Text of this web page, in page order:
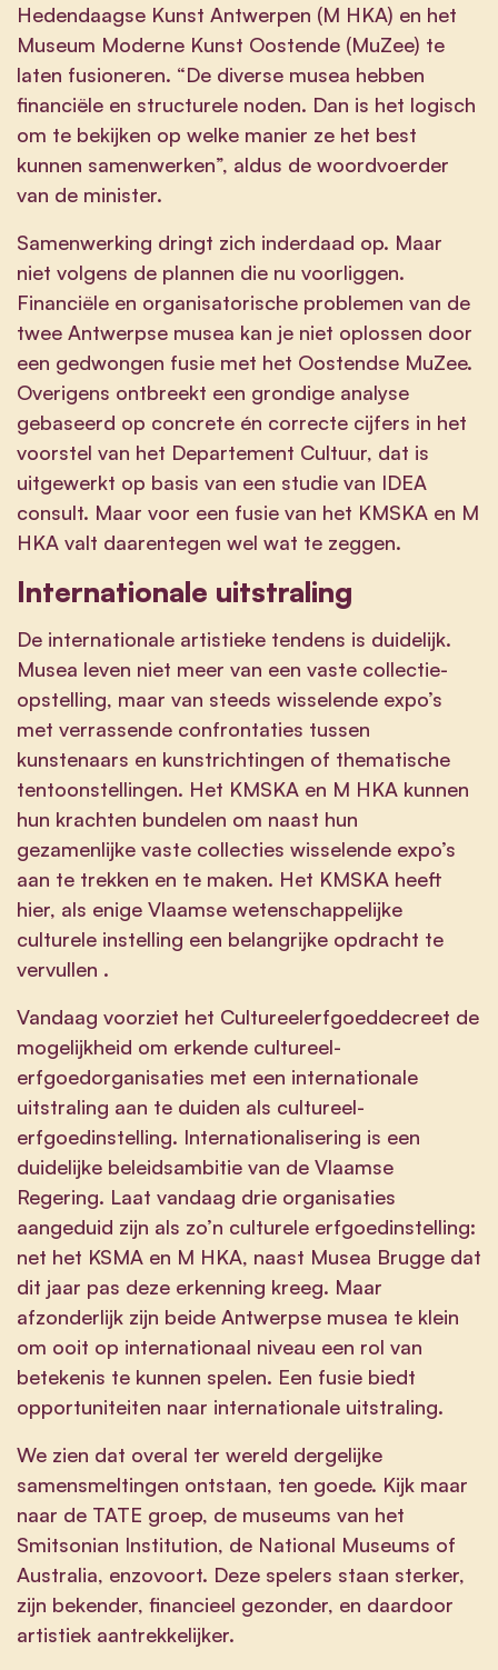
Hedendaagse Kunst Antwerpen (M HKA) en het
Museum Moderne Kunst Oostende (MuZee) te
laten fusioneren. “De diverse musea hebben
financiële en structurele noden. Dan is het logisch
om te bekijken op welke manier ze het best
kunnen samenwerken”, aldus de woordvoerder
van de minister.
Samenwerking dringt zich inderdaad op. Maar
niet volgens de plannen die nu voorliggen.
Financiële en organisatorische problemen van de
twee Antwerpse musea kan je niet oplossen door
een gedwongen fusie met het Oostendse MuZee.
Overigens ontbreekt een grondige analyse
gebaseerd op concrete én correcte cijfers in het
voorstel van het Departement Cultuur, dat is
uitgewerkt op basis van een studie van IDEA
consult. Maar voor een fusie van het KMSKA en M
HKA valt daarentegen wel wat te zeggen.
Internationale uitstraling
De internationale artistieke tendens is duidelijk.
Musea leven niet meer van een vaste collectie-
opstelling, maar van steeds wisselende expo’s
met verrassende confrontaties tussen
kunstenaars en kunstrichtingen of thematische
tentoonstellingen. Het KMSKA en M HKA kunnen
hun krachten bundelen om naast hun
gezamenlijke vaste collecties wisselende expo’s
aan te trekken en te maken. Het KMSKA heeft
hier, als enige Vlaamse wetenschappelijke
culturele instelling een belangrijke opdracht te
vervullen .
Vandaag voorziet het Cultureelerfgoeddecreet de
mogelijkheid om erkende cultureel-
erfgoedorganisaties met een internationale
uitstraling aan te duiden als cultureel-
erfgoedinstelling. Internationalisering is een
duidelijke beleidsambitie van de Vlaamse
Regering. Laat vandaag drie organisaties
aangeduid zijn als zo’n culturele erfgoedinstelling:
net het KSMA en M HKA, naast Musea Brugge dat
dit jaar pas deze erkenning kreeg. Maar
afzonderlijk zijn beide Antwerpse musea te klein
om ooit op internationaal niveau een rol van
betekenis te kunnen spelen. Een fusie biedt
opportuniteiten naar internationale uitstraling.
We zien dat overal ter wereld dergelijke
samensmeltingen ontstaan, ten goede. Kijk maar
naar de TATE groep, de museums van het
Smitsonian Institution, de National Museums of
Australia, enzovoort. Deze spelers staan sterker,
zijn bekender, financieel gezonder, en daardoor
artistiek aantrekkelijker.